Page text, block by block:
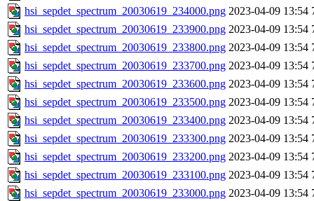
hsi_sepdet_spectrum_20030619_234000.png 2023-04-09 13:54
hsi_sepdet_spectrum_20030619_233900.png 2023-04-09 13:54
hsi_sepdet_spectrum_20030619_233800.png 2023-04-09 13:54
hsi_sepdet_spectrum_20030619_233700.png 2023-04-09 13:54
hsi_sepdet_spectrum_20030619_233600.png 2023-04-09 13:54
hsi_sepdet_spectrum_20030619_233500.png 2023-04-09 13:54
hsi_sepdet_spectrum_20030619_233400.png 2023-04-09 13:54
hsi_sepdet_spectrum_20030619_233300.png 2023-04-09 13:54
hsi_sepdet_spectrum_20030619_233200.png 2023-04-09 13:54
hsi_sepdet_spectrum_20030619_233100.png 2023-04-09 13:54
hsi_sepdet_spectrum_20030619_233000.png 2023-04-09 13:54